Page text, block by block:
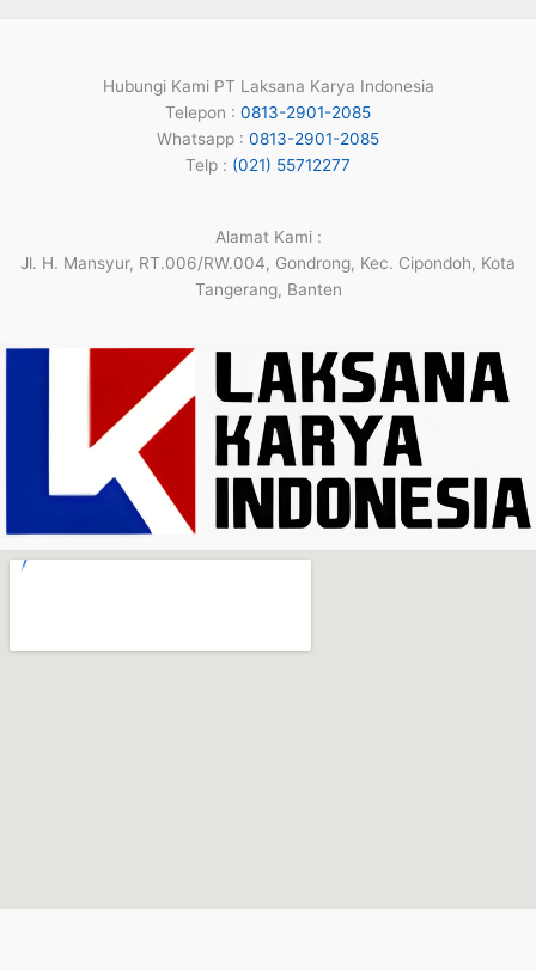
Hubungi Kami PT Laksana Karya Indonesia
Telepon : 0813-2901-2085
Whatsapp : 0813-2901-2085
Telp : (021) 55712277
Alamat Kami :
Jl. H. Mansyur, RT.006/RW.004, Gondrong, Kec. Cipondoh, Kota
Tangerang, Banten